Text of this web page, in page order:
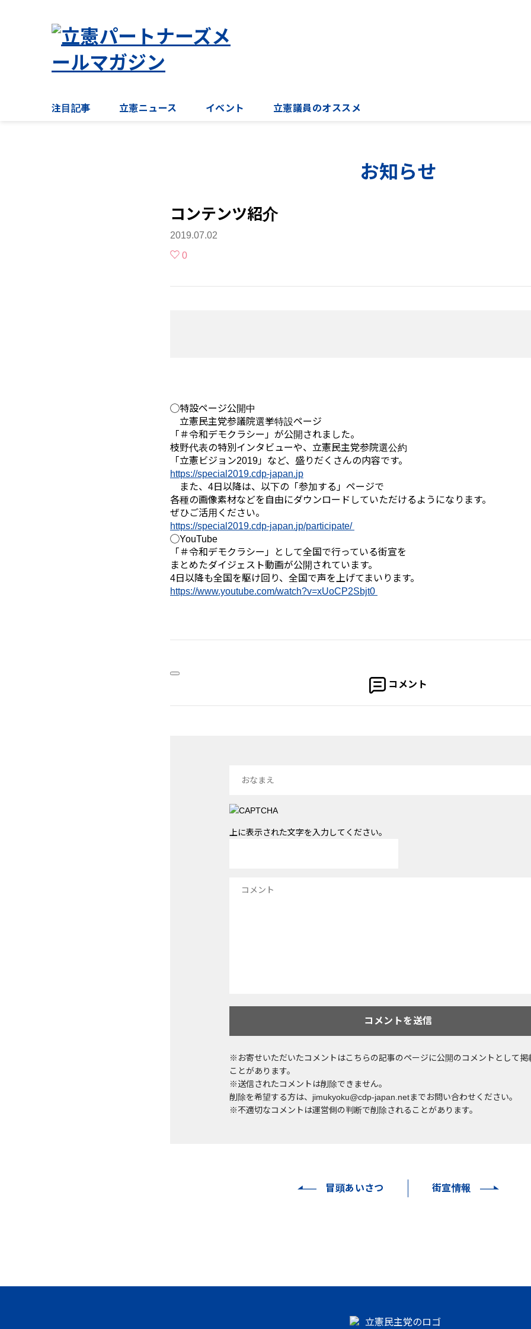
注目記事 立憲ニュース イベント 立憲議員のオススメ
お知らせ
コンテンツ紹介
2019.07.02
0
◯特設ページ公開中
立憲 民主党参議院選挙特設ページ
「＃令和デモクラシー」が公開されました。
枝野代表の特別インタビューや、 立憲 民主党参院選公約
「 立憲 ビジョン2019」など、盛りだくさんの内容です。
https://special2019.cdp-japan.jp
また、4日以降は、以下の「参加する」ページで
各種の画像素材などを自由にダウンロードしていただけるようにな ります。
ぜひご活用ください。
https://special2019.cdp-japan.jp/participate/
◯YouTube
「＃令和デモクラシー」として全国で行っている街宣を
まとめたダイジェスト動画が公開されています。
4日以降も全国を駆け回り、全国で声を上げてまいります。
https://www.youtube.com/watch?v=xUoCP2Sbjt0
コメント
上に表示された文字を入力してください。
※お寄せいただいたコメントはこちらの記事のページに公開のコメントとして掲
ことがあります。
※送信されたコメントは削除できません。
削除を希望する方は、jimukyoku@cdp-japan.netまでお問い合わせください。
※不適切なコメントは運営側の判断で削除されることがあります。
冒頭あいさつ 街宣情報